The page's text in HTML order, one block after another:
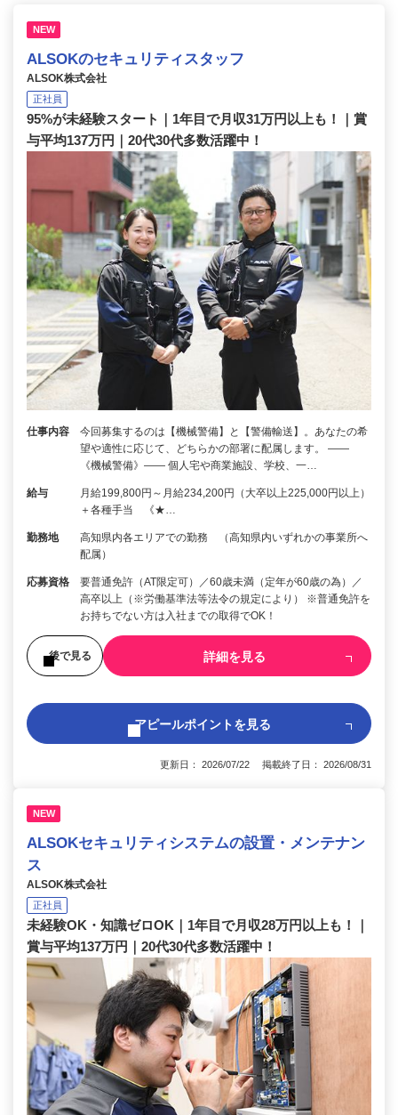
NEW
ALSOKのセキュリティスタッフ
ALSOK株式会社
正社員
95%が未経験スタート｜1年目で月収31万円以上も！｜賞
与平均137万円｜20代30代多数活躍中！
仕事内容
今回募集するのは【機械警備】と【警備輸送】。あなたの希
望や適性に応じて、どちらかの部署に配属します。 ――
《機械警備》―― 個人宅や商業施設、学校、一…
給与
月給199,800円～月給234,200円（大卒以上225,000円以上）
＋各種手当 《★…
勤務地
高知県内各エリアでの勤務 （高知県内いずれかの事業所へ
配属）
応募資格
要普通免許（AT限定可）／60歳未満（定年が60歳の為）／
高卒以上（※労働基準法等法令の規定により） ※普通免許を
お持ちでない方は入社までの取得でOK！
後で見る 詳細を見る
アピールポイントを見る
更新日： 2026/07/22 掲載終了日： 2026/08/31
NEW
ALSOKセキュリティシステムの設置・メンテナン
ス
ALSOK株式会社
正社員
未経験OK・知識ゼロOK｜1年目で月収28万円以上も！｜
賞与平均137万円｜20代30代多数活躍中！